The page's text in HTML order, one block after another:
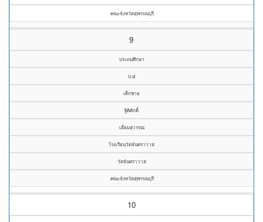
คณะจังหวัดสุพรรณบุรี
9
ประถมศึกษา
ป.๕
เด็กชาย
ฐิติศักดิ์
เอี่ยมสุวรรณ
โรงเรียนวัดจันทราวาส
วัดจันทราวาส
คณะจังหวัดสุพรรณบุรี
10